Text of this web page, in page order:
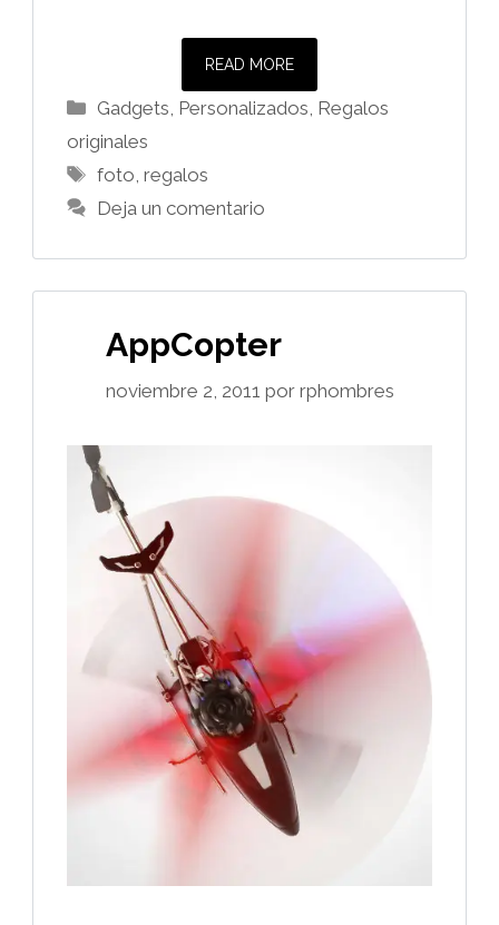
READ MORE
Categorías
Gadgets Personalizados Regalos
originales
Etiquetas
foto ,regalos
Deja un comentario
AppCopter
noviembre 2, 2011 por rphombres